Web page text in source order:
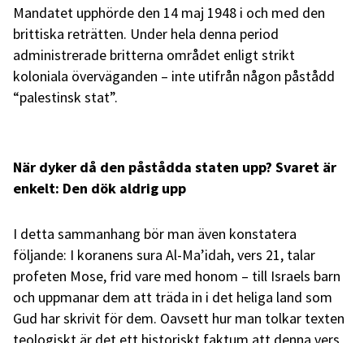
Mandatet upphörde den 14 maj 1948 i och med den
brittiska reträtten. Under hela denna period
administrerade britterna området enligt strikt
koloniala överväganden – inte utifrån någon påstådd
“palestinsk stat”.
När dyker då den påstådda staten upp? Svaret är
enkelt: Den dök aldrig upp
I detta sammanhang bör man även konstatera
följande: I koranens sura Al-Ma’idah, vers 21, talar
profeten Mose, frid vare med honom – till Israels barn
och uppmanar dem att träda in i det heliga land som
Gud har skrivit för dem. Oavsett hur man tolkar texten
teologiskt är det ett historiskt faktum att denna vers